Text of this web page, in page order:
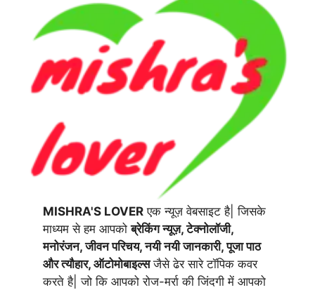
MISHRA'S LOVER एक न्यूज़ वेबसाइट है| जिसके
माध्यम से हम आपकोब्रेकिंग न्यूज़, टेक्नोलॉजी,
मनोरंजन, जीवन परिचय, नयी नयी जानकारी, पूजा पाठ
और त्यौहार, ऑटोमोबाइल्सजैसे ढेर सारे टॉपिक कवर
करते है| जो कि आपको रोज-मर्रा की जिंदगी में आपको